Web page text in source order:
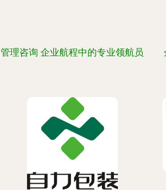
管理咨询 企业航程中的专业领航员